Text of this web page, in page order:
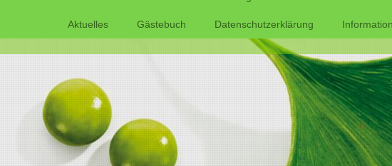
Aktuelles Gästebuch Datenschutzerklärung